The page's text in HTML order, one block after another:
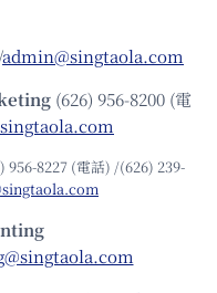
admin@singtaola.com
(626) 956-8200 (電
956-8227 (電話) /(626) 239-